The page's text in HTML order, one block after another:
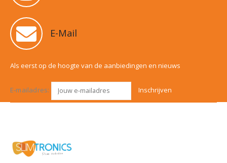
E-Mail
Als eerst op de hoogte van de aanbiedingen en nieuws
E-mailadres: